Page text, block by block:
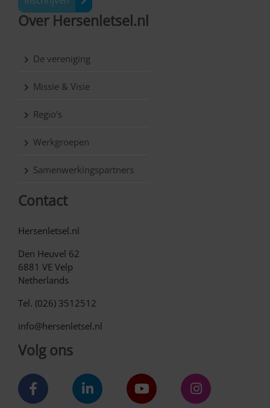
Over Hersenletsel.nl
De vereniging
Missie & Visie
Regio’s
Werkgroepen
Samenwerkingspartners
Contact
Hersenletsel.nl
Den Heuvel 62
6881 VE Velp
Netherlands
Tel. (026) 3512512
info@hersenletsel.nl
Volg ons